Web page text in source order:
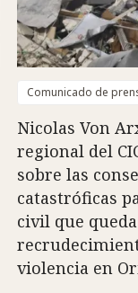
Comunicado de
Nicolas Von
regional del
sobre las
catastróficas
civil que
violencia en